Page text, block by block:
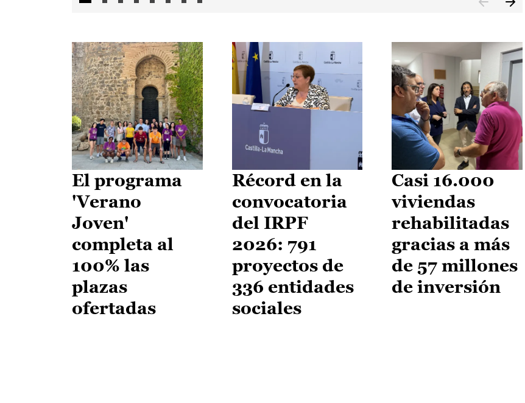
El programa
'Verano
Joven'
completa al
100% las
plazas
ofertadas
Récord en la
convocatoria
del IRPF
2026: 791
proyectos de
336 entidades
sociales
Casi 16.000
viviendas
rehabilitadas
gracias a más
de 57 millones
de inversión